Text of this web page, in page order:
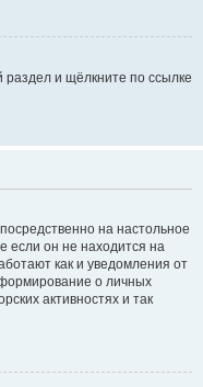
раздел и щёлкните по ссылке
на настольное
если он не находится на
как и уведомления от
о личных
активностях и так